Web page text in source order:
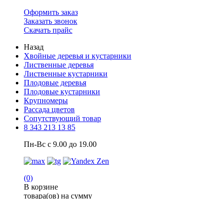
Оформить заказ
Заказать звонок
Скачать прайс
Назад
Хвойные деревья и кустарники
Лиственные деревья
Лиственные кустарники
Плодовые деревья
Плодовые кустарники
Крупномеры
Рассада цветов
Сопутствующий товар
8 343 213 13 85
Пн-Вс с 9.00 до 19.00
(0)
В корзине
товара(ов) на сумму